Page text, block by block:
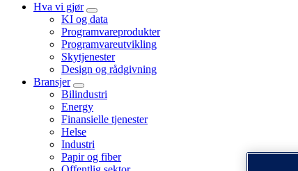
Hva vi gjør
KI og data
Programvareprodukter
Programvareutvikling
Skytjenester
Design og rådgivning
Bransjer
Bilindustri
Energy
Finansielle tjenester
Helse
Industri
Papir og fiber